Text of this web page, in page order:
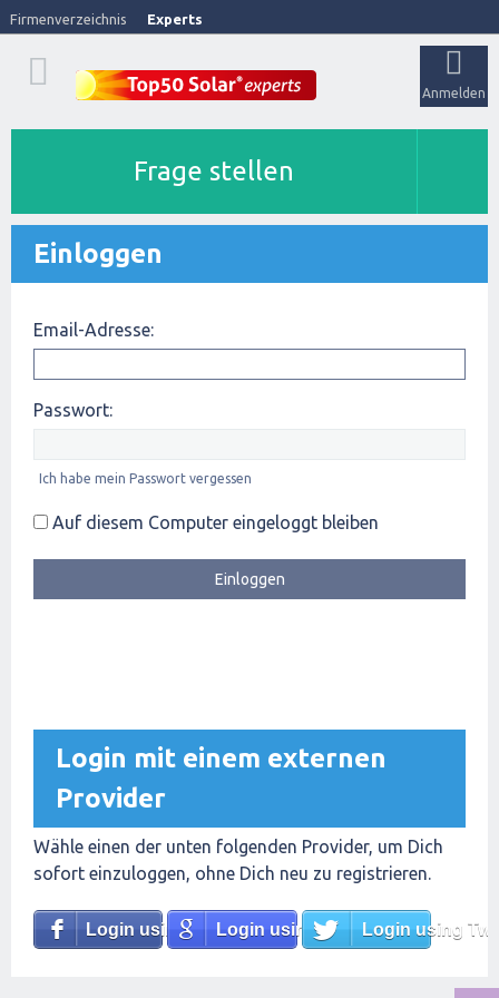
Firmenverzeichnis Experts
Anmelden
Frage stellen
Einloggen
Email-Adresse:
Passwort:
Ich habe mein Passwort vergessen
Auf diesem Computer eingeloggt bleiben
Login mit einem externen
Provider
Wähle einen der unten folgenden Provider, um Dich
sofort einzuloggen, ohne Dich neu zu registrieren.
Login using FacebookLogin using GoogleLogin using